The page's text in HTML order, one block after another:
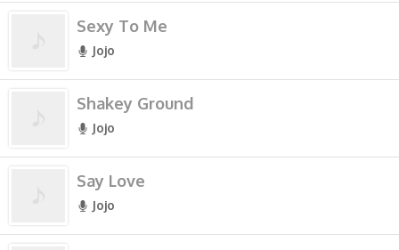
Sexy To Me
Jojo
Shakey Ground
Jojo
Say Love
Jojo